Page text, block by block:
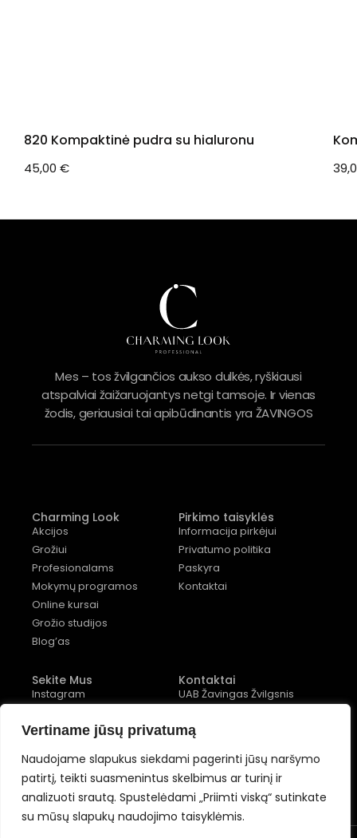
Vertiname jūsų privatumą
Naudojame slapukus siekdami pagerinti jūsų naršymo
patirtį, teikti suasmenintus skelbimus ar turinį ir
analizuoti srautą. Spustelėdami „Priimti viską“ sutinkate
su mūsų slapukų naudojimo taisyklėmis.
820 Kompaktinė pudra su hialuronu
45,00 €
Mes – tos žvilgančios aukso dulkės, ryškiausi
atspalviai žaižaruojantys netgi tamsoje. Ir vienas
žodis, geriausiai tai apibūdinantis yra ŽAVINGOS
Charming Look
Akcijos
Grožiui
Profesionalams
Mokymų programos
Online kursai
Grožio studijos
Blog’as
Pirkimo taisyklės
Informacija pirkėjui
Privatumo politika
Paskyra
Kontaktai
Sekite Mus
Instagram
Youtube
Kontaktai
UAB Žavingas Žvilgsnis
Konstitucijos pr. 12, 4
įėjimas, 2 aukštas
+370 (677) 82 556